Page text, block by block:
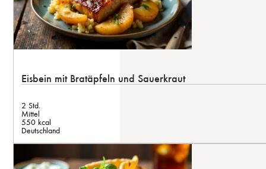
Eisbein mit Bratäpfeln und Sauerkraut
2 Std.
Mittel
550 kcal
Deutschland